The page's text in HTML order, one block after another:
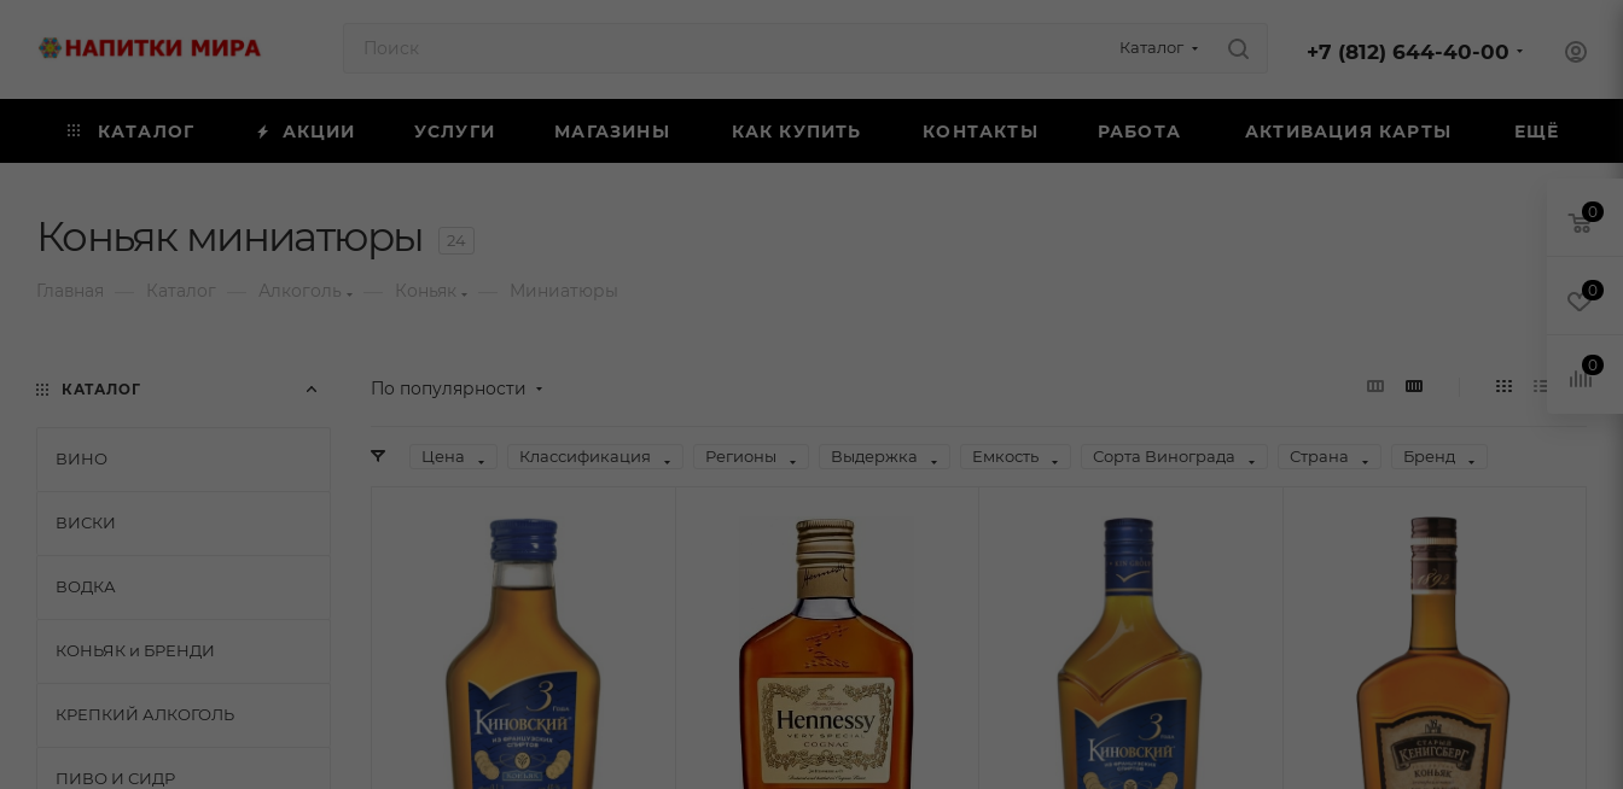
Каталог +7 (812) 644-40-00
КАТАЛОГ АКЦИИ УСЛУГИ МАГАЗИНЫ КАК КУПИТЬ КОНТАКТЫ РАБОТА АКТИВАЦИЯ КАРТЫ ЕЩЁ
Коньяк миниатюры 24
Главная Каталог Алкоголь Коньяк Миниатюры
По популярности
Цена Классификация Регионы Выдержка Емкость Сорта Винограда Страна Бренд
КАТАЛОГ
ВИНО
ВИСКИ
ВОДКА
КОНЬЯК и БРЕНДИ
КРЕПКИЙ АЛКОГОЛЬ
ПИВО И СИДР
0
0
0